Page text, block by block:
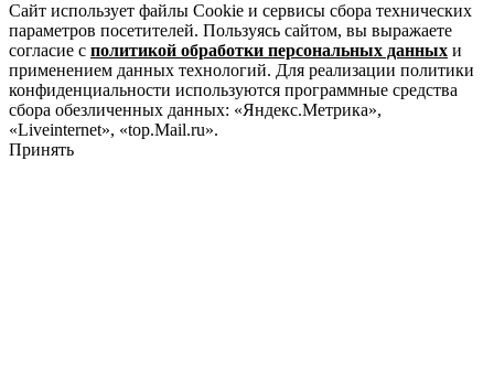
Сайт использует файлы Cookie и сервисы сбора технических
параметров посетителей. Пользуясь сайтом, вы выражаете
согласие с политикой обработки персональных данных и
применением данных технологий. Для реализации политики
конфиденциальности используются программные средства
сбора обезличенных данных: «Яндекс.Метрика»,
«Liveinternet», «top.Mail.ru».
Принять